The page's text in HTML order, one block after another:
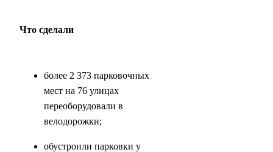
Что сделали
более 2 373 парковочных
мест на 76 улицах
переоборудовали в
велодорожки;
обустроили парковки у